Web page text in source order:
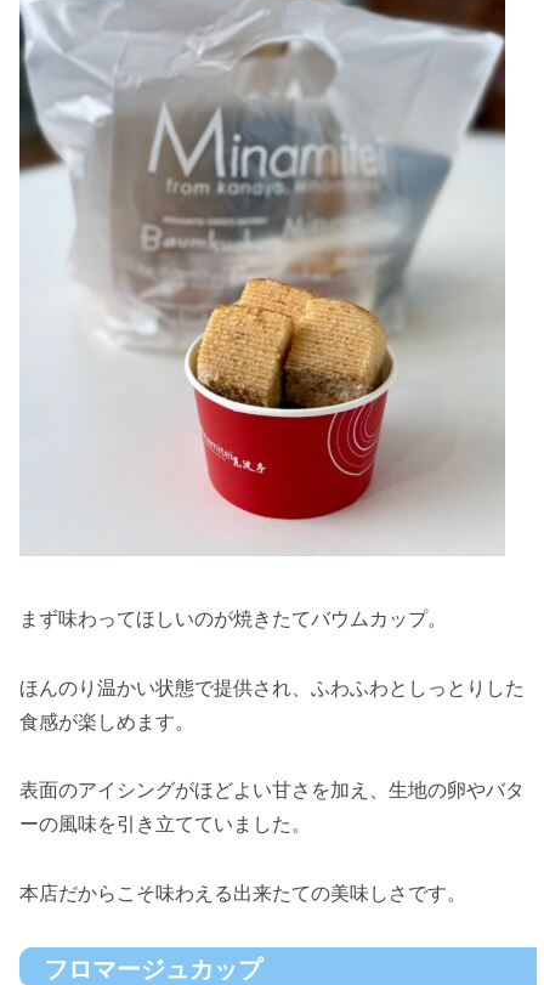
まず味わってほしいのが焼きたてバウムカップ。
ほんのり温かい状態で提供され、ふわふわとしっとりした
食感が楽しめます。
表面のアイシングがほどよい甘さを加え、生地の卵やバタ
ーの風味を引き立てていました。
本店だからこそ味わえる出来たての美味しさです。
フロマージュカップ